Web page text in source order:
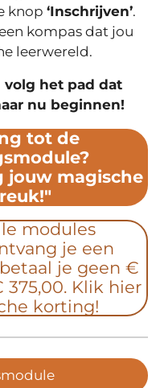
knop ‘Inschrijven’.
kompas dat jou
leerwereld.
volg het pad dat
nu beginnen!
tot de
jouw magische
modules
je een
je geen €
375,00. Klik hier
korting!